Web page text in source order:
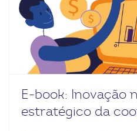
E-book: Inovação
estratégico da